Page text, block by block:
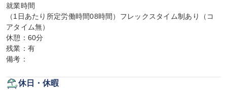
就業時間
（1日あたり所定労働時間08時間）フレックスタイム制あり（コ
アタイム無）
休憩：60分
残業：有
備考：
休日・休暇